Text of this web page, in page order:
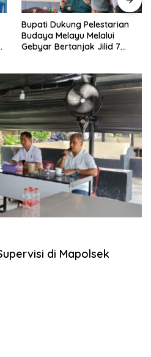
Sebelumnya Berlantaikan
Tanah Beralaskan Tikar, Kini
Ibu Paijem Nikmati Lantai
0208/Asahan
di Mapolsek